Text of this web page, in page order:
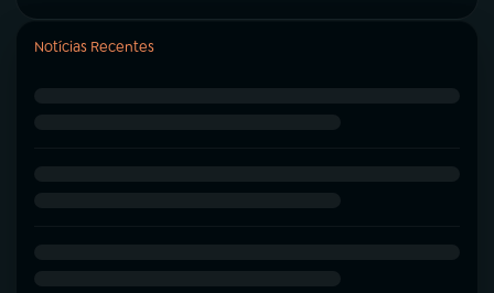
Notícias Recentes